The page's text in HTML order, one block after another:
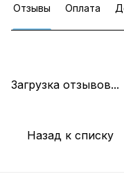
Отзывы Оплата
Загрузка отзывов...
Назад к списку